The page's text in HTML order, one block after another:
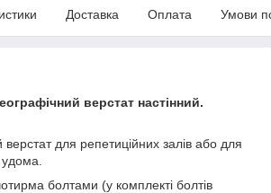
Доставка Оплата Умови
верстат настінний.
для репетиційних залів або для
болтами (у комплекті болтів